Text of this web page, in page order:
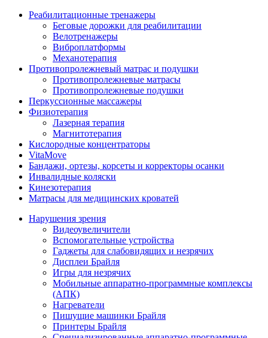
Реабилитационные тренажеры
Беговые дорожки для реабилитации
Велотренажеры
Виброплатформы
Механотерапия
Противопролежневый матрас и подушки
Противопролежневые матрасы
Противопролежневые подушки
Перкуссионные массажеры
Физиотерапия
Лазерная терапия
Магнитотерапия
Кислородные концентраторы
VitaMove
Бандажи, ортезы, корсеты и корректоры осанки
Инвалидные коляски
Кинезотерапия
Матрасы для медицинских кроватей
Нарушения зрения
Видеоувеличители
Вспомогательные устройства
Гаджеты для слабовидящих и незрячих
Дисплеи Брайля
Игры для незрячих
Мобильные аппаратно-программные комплексы
(АПК)
Нагреватели
Пишущие машинки Брайля
Принтеры Брайля